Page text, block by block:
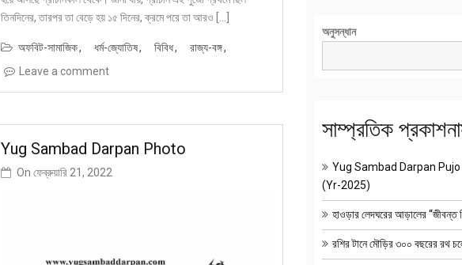
তিনদিনের, তারপর তা বেড়ে হয় ১৫ দিনের, ক্রমে পরে তা আরও […]
অফবিট-সামাজিক ধর্ম-জ্যোতিষ বিবিধ
রাজ্য-বঙ্গ
Leave a comment
Yug Sambad Darpan Photo
Onফেব্রুয়ারি 21, 2022
অনুসন্ধান
সাম্প্রতিক
Yug Sambad Darpan
(Yr-2025)
হাওড়ার লেদঘরের আড়ালের “জীবন্ত
রশির টানে মৌড়ির ৩০০ বছরের রথ